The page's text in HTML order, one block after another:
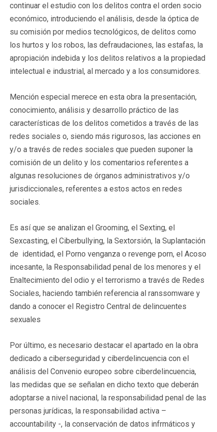
continuar el estudio con los delitos contra el orden socio
económico, introduciendo el análisis, desde la óptica de
su comisión por medios tecnológicos, de delitos como
los hurtos y los robos, las defraudaciones, las estafas, la
apropiación indebida y los delitos relativos a la propiedad
intelectual e industrial, al mercado y a los consumidores.
Mención especial merece en esta obra la presentación,
conocimiento, análisis y desarrollo práctico de las
características de los delitos cometidos a través de las
redes sociales o, siendo más rigurosos, las acciones en
y/o a través de redes sociales que pueden suponer la
comisión de un delito y los comentarios referentes a
algunas resoluciones de órganos administrativos y/o
jurisdiccionales, referentes a estos actos en redes
sociales.
Es así que se analizan el Grooming, el Sexting, el
Sexcasting, el Ciberbullying, la Sextorsión, la Suplantación
de identidad, el Porno venganza o revenge porn, el Acoso
incesante, la Responsabilidad penal de los menores y el
Enaltecimiento del odio y el terrorismo a través de Redes
Sociales, haciendo también referencia al ranssomware y
dando a conocer el Registro Central de delincuentes
sexuales
Por último, es necesario destacar el apartado en la obra
dedicado a ciberseguridad y ciberdelincuencia con el
análisis del Convenio europeo sobre ciberdelincuencia,
las medidas que se señalan en dicho texto que deberán
adoptarse a nivel nacional, la responsabilidad penal de las
personas jurídicas, la responsabilidad activa –
accountability -, la conservación de datos infrmáticos y